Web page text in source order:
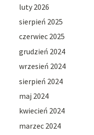
luty 2026
sierpień 2025
czerwiec 2025
grudzień 2024
wrzesień 2024
sierpień 2024
maj 2024
kwiecień 2024
marzec 2024